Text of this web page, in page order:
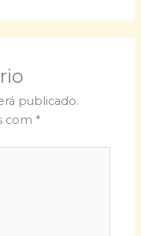
publicado.
com *